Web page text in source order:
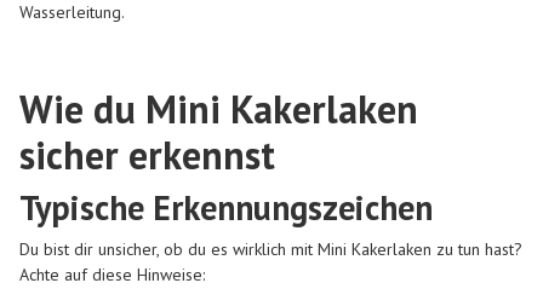
Wasserleitung.
Wie du Mini Kakerlaken
sicher erkennst
Typische Erkennungszeichen
Du bist dir unsicher, ob du es wirklich mit Mini Kakerlaken zu tun hast?
Achte auf diese Hinweise: